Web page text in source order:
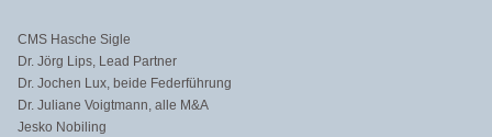
CMS Hasche Sigle
Dr. Jörg Lips, Lead Partner
Dr. Jochen Lux, beide Federführung
Dr. Juliane Voigtmann, alle M&A
Jesko Nobiling